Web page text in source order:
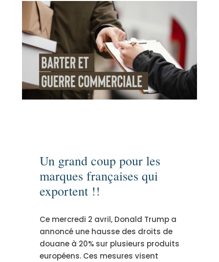
Un grand coup pour les
marques françaises qui
exportent !!
Ce mercredi 2 avril, Donald Trump a
annoncé une hausse des droits de
douane à 20% sur plusieurs produits
européens. Ces mesures visent